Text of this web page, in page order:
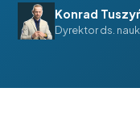
Konrad
Dyrektor ds.